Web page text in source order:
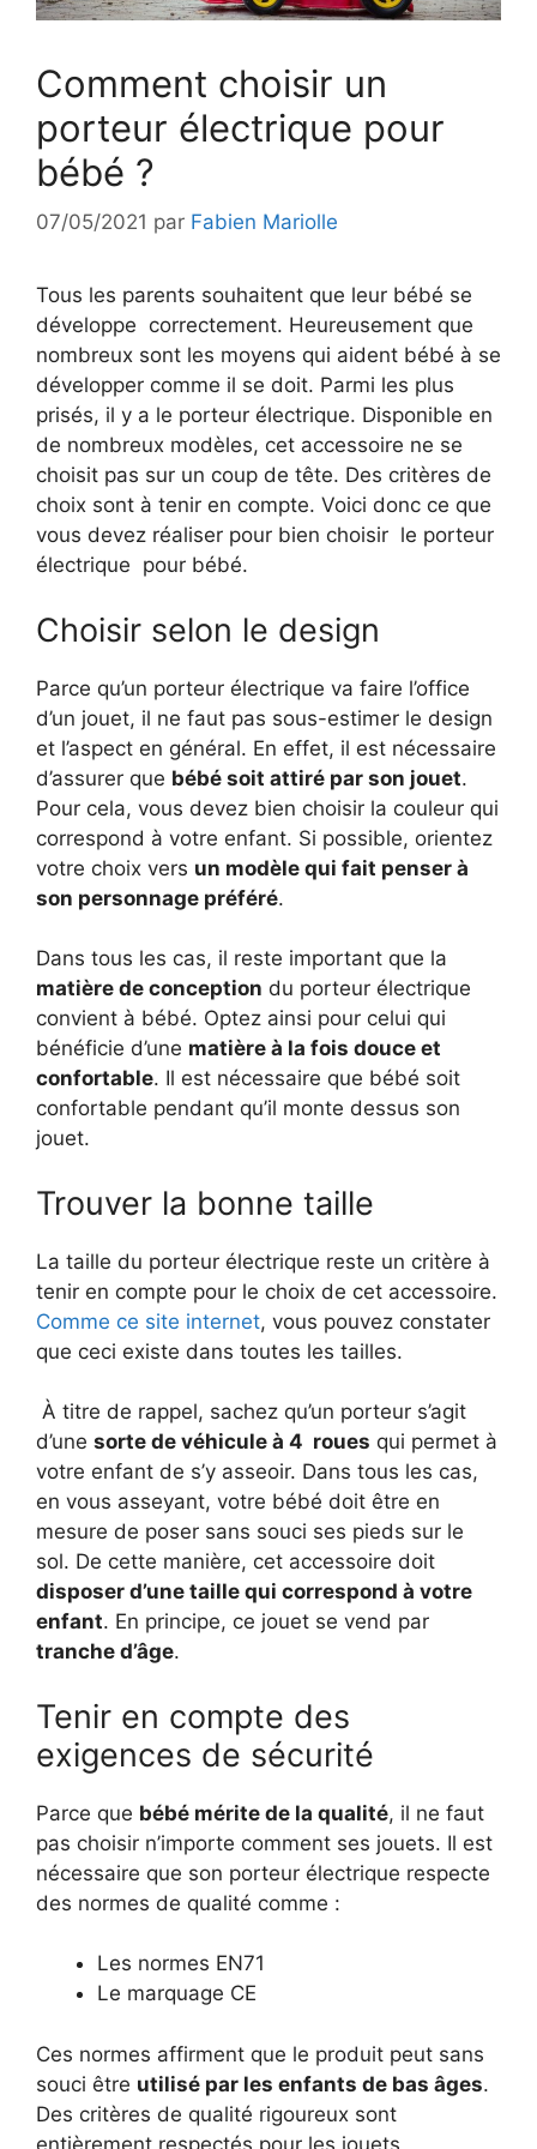
Comment choisir un
porteur électrique pour
bébé ?
07/05/2021 par Fabien Mariolle
Tous les parents souhaitent que leur bébé se
développe correctement. Heureusement que
nombreux sont les moyens qui aident bébé à se
développer comme il se doit. Parmi les plus
prisés, il y a le porteur électrique. Disponible en
de nombreux modèles, cet accessoire ne se
choisit pas sur un coup de tête. Des critères de
choix sont à tenir en compte. Voici donc ce que
vous devez réaliser pour bien choisir le porteur
électrique pour bébé.
Choisir selon le design
Parce qu’un porteur électrique va faire l’office
d’un jouet, il ne faut pas sous-estimer le design
et l’aspect en général. En effet, il est nécessaire
d’assurer que bébé soit attiré par son jouet.
Pour cela, vous devez bien choisir la couleur qui
correspond à votre enfant. Si possible, orientez
votre choix vers un modèle qui fait penser à
son personnage préféré.
Dans tous les cas, il reste important que la
matière de conception du porteur électrique
convient à bébé. Optez ainsi pour celui qui
bénéficie d’une matière à la fois douce et
confortable. Il est nécessaire que bébé soit
confortable pendant qu’il monte dessus son
jouet.
Trouver la bonne taille
La taille du porteur électrique reste un critère à
tenir en compte pour le choix de cet accessoire.
Comme ce site internet, vous pouvez constater
que ceci existe dans toutes les tailles.
À titre de rappel, sachez qu’un porteur s’agit
d’une sorte de véhicule à 4 roues qui permet à
votre enfant de s’y asseoir. Dans tous les cas,
en vous asseyant, votre bébé doit être en
mesure de poser sans souci ses pieds sur le
sol. De cette manière, cet accessoire doit
disposer d’une taille qui correspond à votre
enfant. En principe, ce jouet se vend par
tranche d’âge.
Tenir en compte des
exigences de sécurité
Parce que bébé mérite de la qualité, il ne faut
pas choisir n’importe comment ses jouets. Il est
nécessaire que son porteur électrique respecte
des normes de qualité comme :
Les normes EN71
Le marquage CE
Ces normes affirment que le produit peut sans
souci être utilisé par les enfants de bas âges.
Des critères de qualité rigoureux sont
entièrement respectés pour les jouets